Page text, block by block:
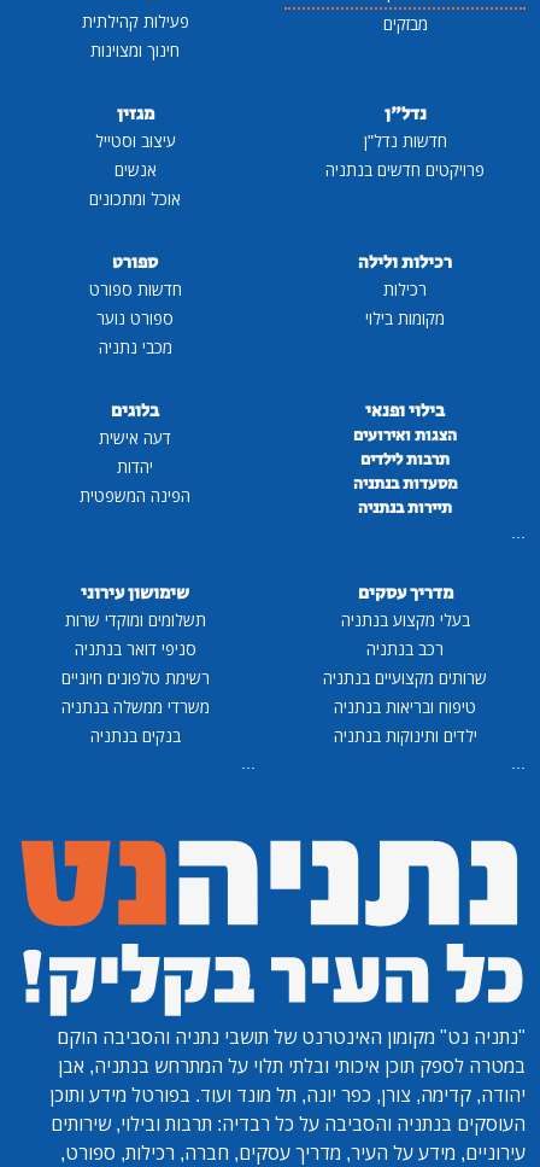
מבזקים
פעילות קהילתית
חינוך ומצוינות
נדל"ן
חדשות נדל"ן
פרויקטים חדשים בנתניה
מגזין
עיצוב וסטייל
אנשים
אוכל ומתכונים
רכילות ולילה
רכילות
מקומות בילוי
ספורט
חדשות ספורט
ספורט נוער
מכבי נתניה
בילוי ופנאי
הצגות ואירועים
תרבות לילדים
מסעדות בנתניה
תיירות בנתניה
...
בלוגים
דעה אישית
יהדות
הפינה המשפטית
מדריך עסקים
בעלי מקצוע בנתניה
רכב בנתניה
שרותים מקצועיים בנתניה
טיפוח ובריאות בנתניה
ילדים ותינוקות בנתניה
...
שימושון עירוני
תשלומים ומוקדי שרות
סניפי דואר בנתניה
רשימת טלפונים חיוניים
משרדי ממשלה בנתניה
בנקים בנתניה
...
"נתניה נט" מקומון האינטרנט של תושבי נתניה והסביבה הוקם
במטרה לספק תוכן איכותי ובלתי תלוי על המתרחש בנתניה, אבן
יהודה, קדימה, צורן, כפר יונה, תל מונד ועוד. בפורטל מידע ותוכן
העוסקים בנתניה והסביבה על כל רבדיה: תרבות ובילוי, שירותים
עירוניים, מידע על העיר, מדריך עסקים, חברה, רכילות, ספורט,